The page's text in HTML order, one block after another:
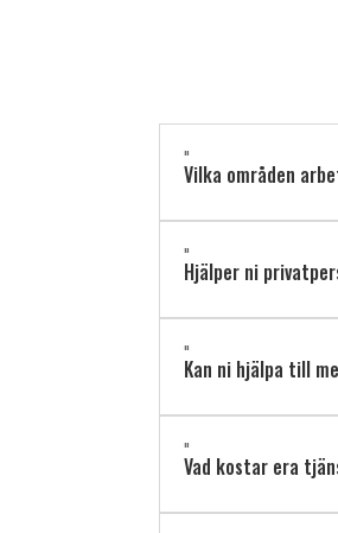
"
Vilka områden
"
Hjälper ni
"
Kan ni hjälpa till
"
Vad kostar era